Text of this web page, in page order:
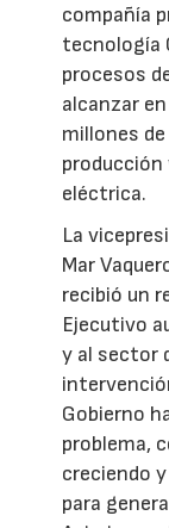
compañía
tecnología
procesos
alcanzar
millones
producción
eléctrica.
La
Mar
recibió un
Ejecutivo
y al sector
Gobierno
problema,
creciendo
para